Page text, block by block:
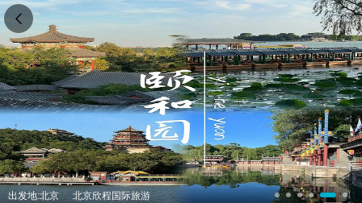
出发地:北京 北京欣程国际旅游
